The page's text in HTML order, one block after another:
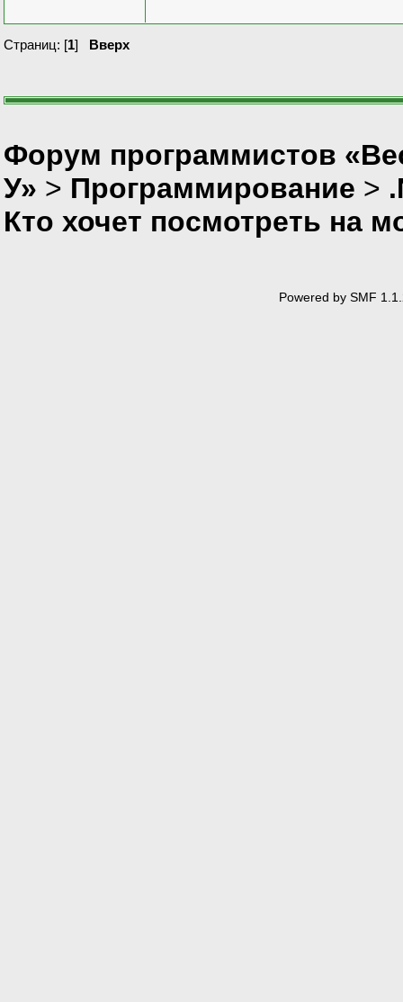
Страниц: [1] Вверх
Форум программистов
У» > Программирование >
Кто хочет посмотреть на
Powered by SMF